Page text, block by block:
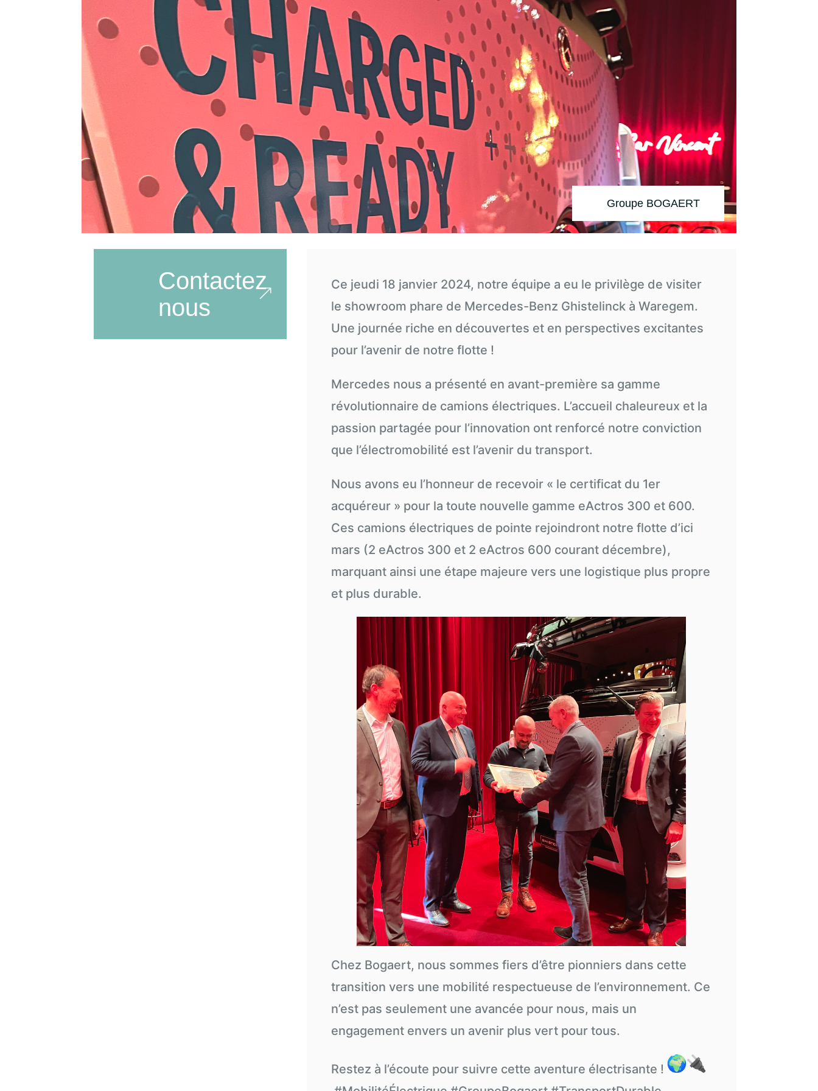
Groupe BOGAERT
Contactez
nous
Ce jeudi 18 janvier 2024, notre équipe a eu le privilège de visiter
le showroom phare de Mercedes-Benz Ghistelinck à Waregem.
Une journée riche en découvertes et en perspectives excitantes
pour l’avenir de notre flotte !
Mercedes nous a présenté en avant-première sa gamme
révolutionnaire de camions électriques. L’accueil chaleureux et la
passion partagée pour l’innovation ont renforcé notre conviction
que l’électromobilité est l’avenir du transport.
Nous avons eu l’honneur de recevoir « le certificat du 1er
acquéreur » pour la toute nouvelle gamme eActros 300 et 600.
Ces camions électriques de pointe rejoindront notre flotte d’ici
mars (2 eActros 300 et 2 eActros 600 courant décembre),
marquant ainsi une étape majeure vers une logistique plus propre
et plus durable.
Chez Bogaert, nous sommes fiers d’être pionniers dans cette
transition vers une mobilité respectueuse de l’environnement. Ce
n’est pas seulement une avancée pour nous, mais un
engagement envers un avenir plus vert pour tous.
Restez à l’écoute pour suivre cette aventure électrisante !